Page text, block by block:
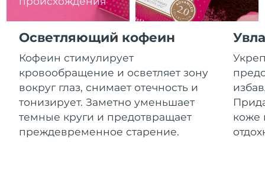
Осветляющий кофеин
Кофеин стимулирует
кровообращение и осветляет зону
вокруг глаз, снимает отечность и
тонизирует. Заметно уменьшает
темные круги и предотвращает
преждевременное старение.
коже
Израиль
8/14/26
Италия
Ожидаемая дата доставки
8/10/26
Япония
Ожидаемая дата доставки
8/13/26
Джерси
Ожидаемая дата доставки